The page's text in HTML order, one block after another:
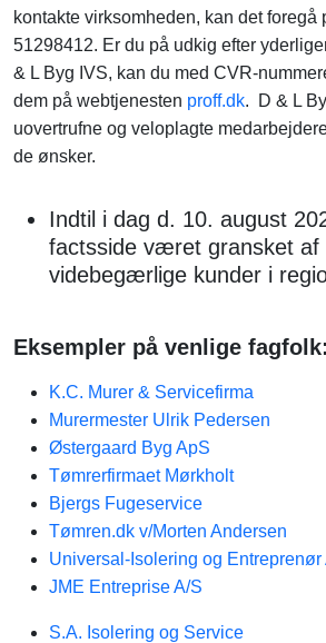
kontakte virksomheden, kan det foregå
51298412. Er du på udkig efter
& L Byg IVS, kan du med CVR-
dem på webtjenesten proff.dk. D & L
uovertrufne og veloplagte
de ønsker.
Indtil i dag d. 10. august
factsside været gransket af
videbegærlige kunder i
Eksempler på venlige fagfolk:
K.C. Murer & Servicefirma
Murermester Ulrik Pedersen
Østergaard Byg ApS
Tømrerfirmaet Mørkholt
Bjergs Fugeservice
Tømren.dk v/Morten Andersen
Universal-Isolering og Entreprenør
JME Entreprise A/S
S.A. Isolering og Service